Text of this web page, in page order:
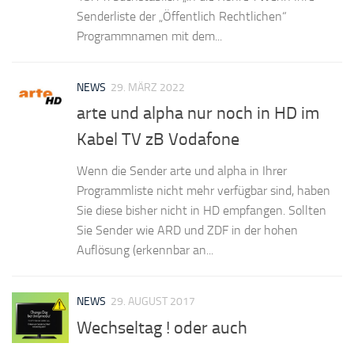
Senderliste der „Öffentlich Rechtlichen“
Programmnamen mit dem...
NEWS 29. MÄRZ 2022
arte und alpha nur noch in HD im
Kabel TV zB Vodafone
Wenn die Sender arte und alpha in Ihrer
Programmliste nicht mehr verfügbar sind, haben
Sie diese bisher nicht in HD empfangen. Sollten
Sie Sender wie ARD und ZDF in der hohen
Auflösung (erkennbar an...
NEWS 29. AUGUST 2017
Wechseltag ! oder auch